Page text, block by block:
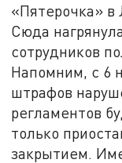
«Пятерочка» в
Сюда
сотрудников
Напомним, с 6
штрафов
регламентов
только
закрытием.